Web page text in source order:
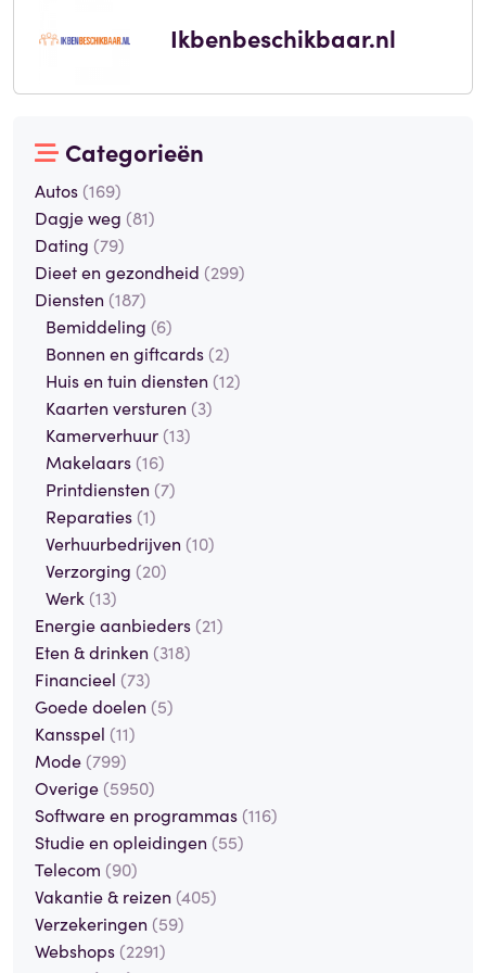
Ikbenbeschikbaar.nl
Categorieën
Autos (169)
Dagje weg (81)
Dating (79)
Dieet en gezondheid (299)
Diensten (187)
Bemiddeling (6)
Bonnen en giftcards (2)
Huis en tuin diensten (12)
Kaarten versturen (3)
Kamerverhuur (13)
Makelaars (16)
Printdiensten (7)
Reparaties (1)
Verhuurbedrijven (10)
Verzorging (20)
Werk (13)
Energie aanbieders (21)
Eten & drinken (318)
Financieel (73)
Goede doelen (5)
Kansspel (11)
Mode (799)
Overige (5950)
Software en programmas (116)
Studie en opleidingen (55)
Telecom (90)
Vakantie & reizen (405)
Verzekeringen (59)
Webshops (2291)